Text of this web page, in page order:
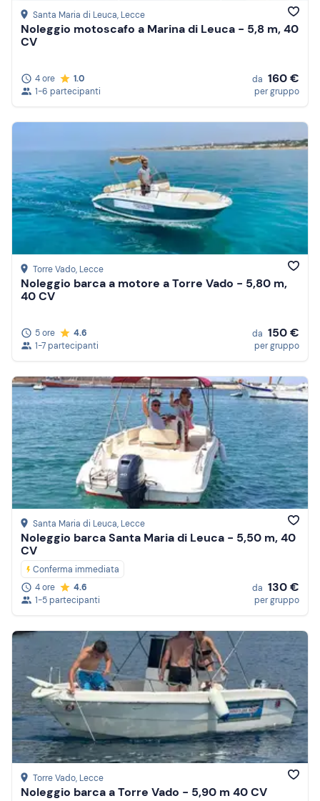
Santa Maria di Leuca, Lecce
Noleggio motoscafo a Marina di Leuca - 5,8 m, 40
CV
4 ore
1.0
1-6 partecipanti
da 160 €
per gruppo
Torre Vado, Lecce
Noleggio barca a motore a Torre Vado - 5,80 m,
40 CV
5 ore
4.6
1-7 partecipanti
da 150 €
per gruppo
Santa Maria di Leuca, Lecce
Noleggio barca Santa Maria di Leuca - 5,50 m, 40
CV
Conferma immediata
4 ore
4.6
1-5 partecipanti
da 130 €
per gruppo
Torre Vado, Lecce
Noleggio barca a Torre Vado - 5,90 m 40 CV